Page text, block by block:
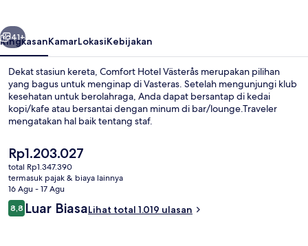
Berikutnya
41+
RingkasanKamarLokasiKebijakan
Dekat stasiun kereta, Comfort Hotel Västerås merupakan pilihan
yang bagus untuk menginap di Vasteras. Setelah mengunjungi klub
kesehatan untuk berolahraga, Anda dapat bersantap di kedai
kopi/kafe atau bersantai dengan minum di bar/lounge.Traveler
mengatakan hal baik tentang staf.
Harga
saat
ini
Rp1.203.027
Rp1.203.027
total Rp1.347.390
termasuk pajak & biaya lainnya
16 Agu - 17 Agu
Ulasan
8,88,8 dari 10
Luar BiasaLihat total 1.019 ulasan